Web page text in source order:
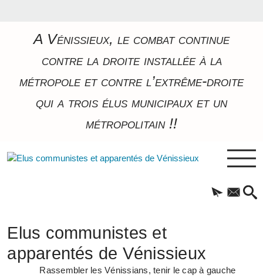
A Vénissieux, le combat continue
contre la droite installée à la
métropole et contre l’extrême-droite
qui a trois élus municipaux et un
métropolitain !!
Elus communistes et
apparentés de Vénissieux
Rassembler les Vénissians, tenir le cap à gauche